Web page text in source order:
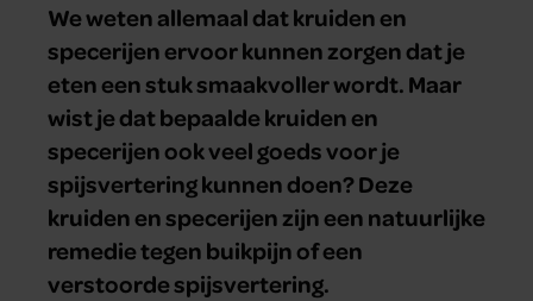
We weten allemaal dat kruiden en
specerijen ervoor kunnen zorgen dat je
eten een stuk smaakvoller wordt. Maar
wist je dat bepaalde kruiden en
specerijen ook veel goeds voor je
spijsvertering kunnen doen? Deze
kruiden en specerijen zijn een natuurlijke
remedie tegen buikpijn of een
verstoorde spijsvertering.